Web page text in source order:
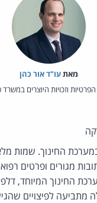
מאת‏עו"ד אור כהן
וזכויות היוצרים
החינוך. שמות
מגורים ופרטים
מתביעה לפיצויים